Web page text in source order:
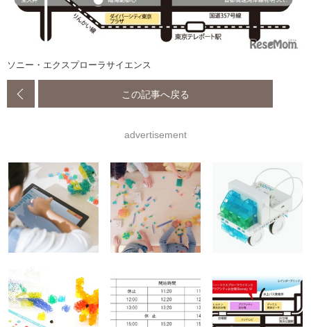
ソニー・エクスプローラサイエンス
この記事へ戻る
advertisement